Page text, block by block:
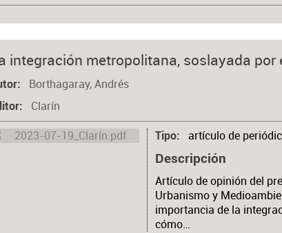
integración metropolitana, soslayada por
Borthagaray, Andrés
Clarín
Tipo artículo de
Descripción
Artículo de opinión del
Urbanismo y
importancia de la
cómo…